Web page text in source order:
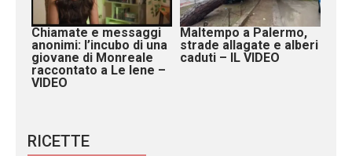
Chiamate e messaggi
anonimi: l’incubo di una
giovane di Monreale
raccontato a Le Iene –
VIDEO
Maltempo a Palermo,
strade allagate e alberi
caduti – IL VIDEO
RICETTE